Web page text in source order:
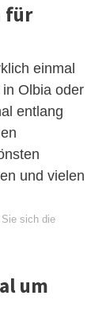
für
einmal
Olbia oder
entlang
und vielen
Sie sich die
um